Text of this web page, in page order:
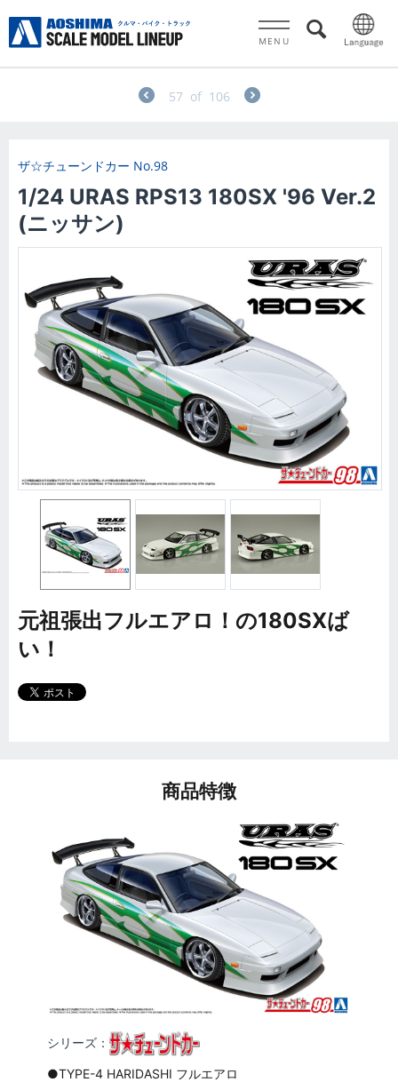
MENU
57 of 106
ザ☆チューンドカー No.98
1/24 URAS RPS13 180SX '96 Ver.2
(ニッサン)
元祖張出フルエアロ！の180SXば
い！
商品特徴
シリーズ：
●TYPE-4 HARIDASHI フルエアロ